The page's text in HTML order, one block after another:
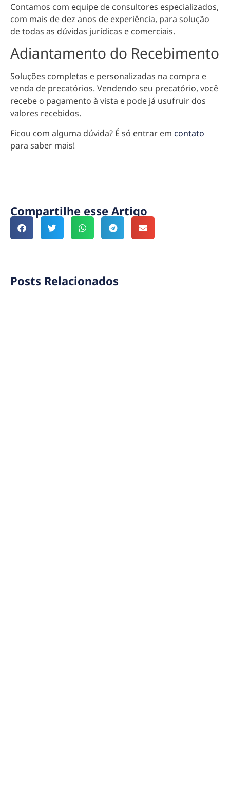
Contamos com equipe de consultores especializados,
com mais de dez anos de experiência, para solução
de todas as dúvidas jurídicas e comerciais.
Adiantamento do Recebimento
Soluções completas e personalizadas na compra e
venda de precatórios. Vendendo seu precatório, você
recebe o pagamento à vista e pode já usufruir dos
valores recebidos.
Ficou com alguma dúvida? É só entrar em contato
para saber mais!
Compartilhe esse Artigo
Posts Relacionados